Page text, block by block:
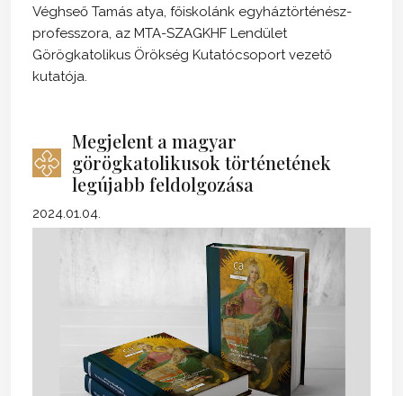
Véghseő Tamás atya, főiskolánk egyháztörténész-
professzora, az MTA-SZAGKHF Lendület
Görögkatolikus Örökség Kutatócsoport vezető
kutatója.
Megjelent a magyar
görögkatolikusok történetének
legújabb feldolgozása
2024.01.04.